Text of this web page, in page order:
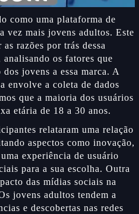
como uma plataforma de
vez mais jovens adultos. Este
razões por trás dessa
os fatores que
jovens a essa marca. A
envolve a coleta de dados
que a maioria dos usuários
etária de 18 a 30 anos.
relataram uma relação
aspectos como inovação,
experiência de usuário
para a sua escolha. Outra
das mídias sociais na
jovens adultos tendem a
e descobertas nas redes